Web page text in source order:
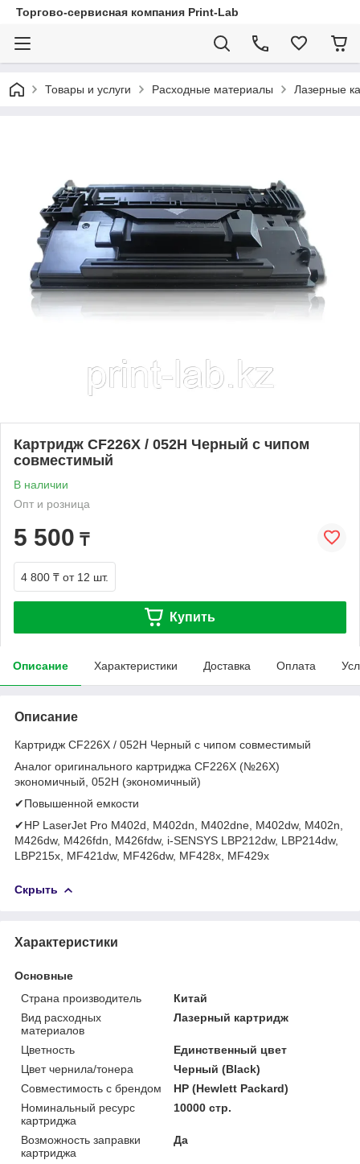
Торгово-сервисная компания Print-Lab
Товары и услуги Расходные материалы Лазерные
Картридж CF226X / 052H Черный с чипом
совместимый
В наличии
Опт и розница
5 500 ₸
4 800 ₸ от 12 шт.
Купить
Описание Характеристики Доставка Оплата
Описание
Картридж CF226X / 052H Черный с чипом совместимый
Аналог оригинального картриджа CF226X (№26X)
экономичный, 052H (экономичный)
✔Повышенной емкости
✔HP LaserJet Pro M402d, M402dn, M402dne, M402dw, M402n,
M426dw, M426fdn, M426fdw, i-SENSYS LBP212dw, LBP214dw,
LBP215x, MF421dw, MF426dw, MF428x, MF429x
Скрыть
Характеристики
Основные
Страна производитель
Китай
Вид расходных
материалов
Лазерный картридж
Цветность
Единственный цвет
Цвет чернила/тонера
Черный (Black)
Совместимость с брендом
HP (Hewlett Packard)
Номинальный ресурс
картриджа
10000 стр.
Возможность заправки
картриджа
Да